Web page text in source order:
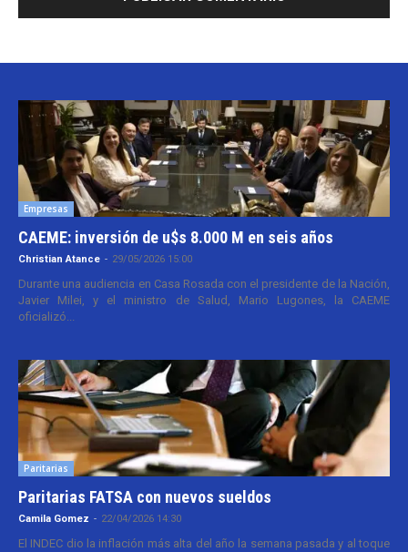
Empresas
CAEME: inversión de u$s 8.000 M en seis años
Christian Atance - 29/05/2026 15:00
Durante una audiencia en Casa Rosada con el presidente de la Nación,
Javier Milei, y el ministro de Salud, Mario Lugones, la CAEME
oficializó...
Paritarias
Paritarias FATSA con nuevos sueldos
Camila Gomez - 22/04/2026 14:30
El INDEC dio la inflación más alta del año la semana pasada y al toque